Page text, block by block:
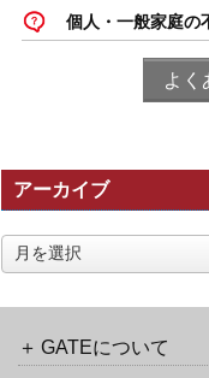
個人・一般家庭の
よく
アーカイブ
ア
ー
GATEについて